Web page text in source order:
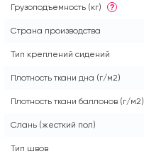
Грузоподъемность (кг) ?
Страна производства
Тип креплений сидений
Плотность ткани дна (г/м2)
Плотность ткани баллонов (г/м2)
Слань (жесткий пол)
Тип швов